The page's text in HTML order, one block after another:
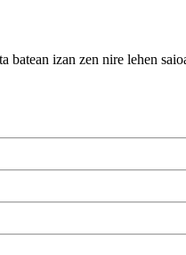
batean izan zen nire lehen